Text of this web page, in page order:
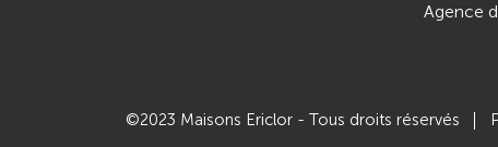
Agence
©2023 Maisons Ericlor - Tous droits réservés